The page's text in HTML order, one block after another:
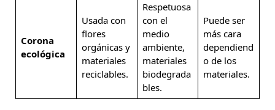
Corona
ecológica
Usada con
flores
orgánicas y
materiales
reciclables.
Respetuosa
con el
medio
ambiente,
materiales
biodegrada
bles.
Puede ser
más cara
dependiend
o de los
materiales.